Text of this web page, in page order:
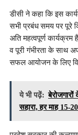
डीसी ने कहा कि इस
सभी प्रबंध समय पर पूरे
अति महत्वपूर्ण
व पूरी गंभीरता के साथ
सफल आयोजन के लिए
ये भी पढ़ें: बेरोजगारों
सहारा, हर माह 15-